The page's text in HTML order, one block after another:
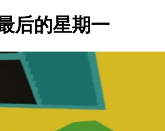
后的星期一